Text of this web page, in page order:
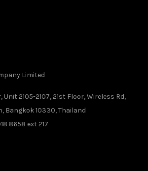
Limited
Unit 2105-2107, 21st Floor, Wireless Rd,
Bangkok 10330, Thailand
8658 ext 217